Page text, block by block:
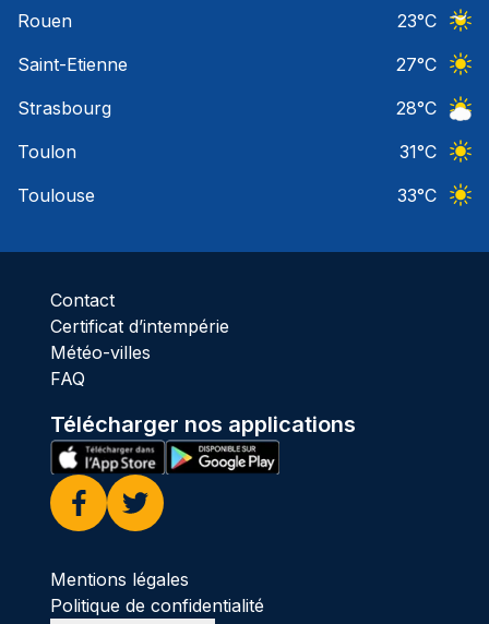
Rouen
23°C
Saint-Etienne
27°C
Strasbourg
28°C
Toulon
31°C
Toulouse
33°C
Contact
Certificat d’intempérie
Météo-villes
FAQ
Télécharger nos applications
Facebook
Twitter
Mentions légales
Politique de confidentialité